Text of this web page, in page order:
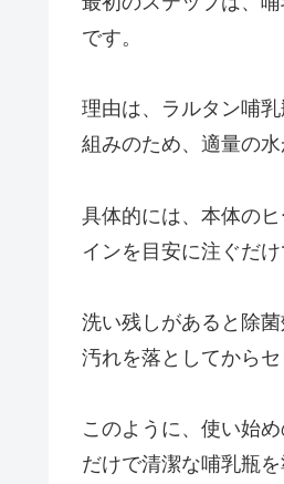
です。
理由は、ラルタン哺
組みのため、適量の
具体的には、本体の
インを目安に注ぐだ
洗い残しがあると除
汚れを落としてから
このように、使い始
だけで清潔な哺乳瓶